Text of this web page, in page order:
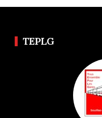
TEPLG